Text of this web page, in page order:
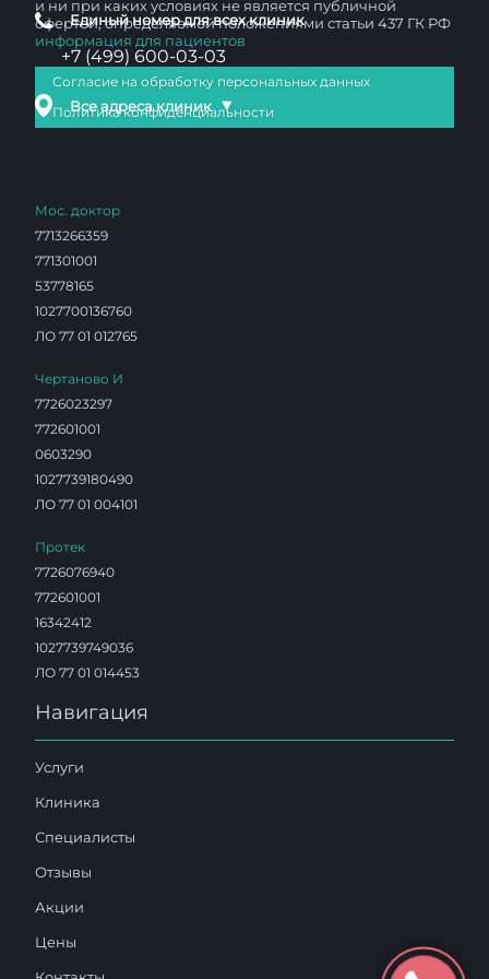
Единый номер для всех клиник
+7 (499) 600-03-03
Все адреса клиник ▼
и ни при каких условиях не является публичной
офертой, определяемой положениями статьи 437 ГК РФ
информация для пациентов
Согласие на обработку персональных данных
Политика конфиденциальности
Мос. доктор
7713266359
771301001
53778165
1027700136760
ЛО 77 01 012765
Чертаново И
7726023297
772601001
0603290
1027739180490
ЛО 77 01 004101
Протек
7726076940
772601001
16342412
1027739749036
ЛО 77 01 014453
Навигация
Услуги
Клиника
Специалисты
Отзывы
Акции
Цены